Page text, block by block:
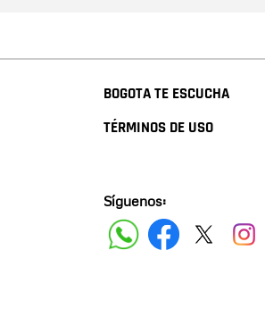
BOGOTA TE ESCUCHA
TÉRMINOS DE USO
Síguenos: